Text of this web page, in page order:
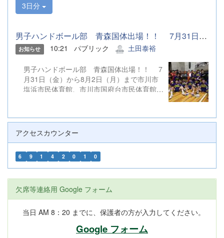
3日分
男子ハンドボール部 青森国体出場！！ 7月31日（金）から8月2...
お知らせ 10:21 パブリック 土田泰裕
男子ハンドボール部 青森国体出場！！ 7
月31日（金）から8月2日（月）まで市川市
塩浜市民体育館、市川市国府台市民体育館他
き、 関東ブロック代表として第80回国民
スポーツ大会（本大会）に出場を決めまし
た。 第80回国民スポーツ大会（本大会）
マエダアリーナ、野辺地高校体育館他にて行
われます。 引き続き温かいご声援をよろし
くお願いします。
アクセスカウンター
6 9 1 4 2 0 1 0
欠席等連絡用 Google フォーム
当日 AM 8：20 までに、保護者の方が入力してください。
Google フォーム